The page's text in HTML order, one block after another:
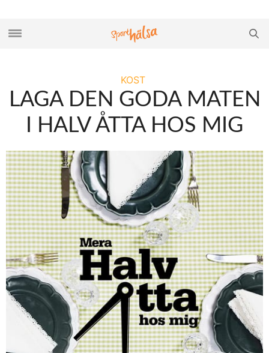
KOST
LAGA DEN GODA MATEN
I HALV ÅTTA HOS MIG